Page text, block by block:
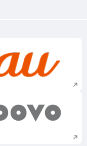
新規ウィンドウで
新規ウィンドウで